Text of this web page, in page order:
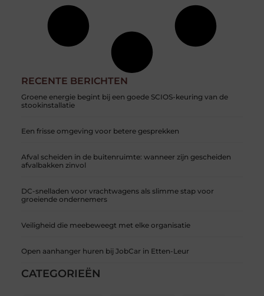
RECENTE BERICHTEN
Groene energie begint bij een goede SCIOS-keuring van de
stookinstallatie
Een frisse omgeving voor betere gesprekken
Afval scheiden in de buitenruimte: wanneer zijn gescheiden
afvalbakken zinvol
DC-snelladen voor vrachtwagens als slimme stap voor
groeiende ondernemers
Veiligheid die meebeweegt met elke organisatie
Open aanhanger huren bij JobCar in Etten-Leur
CATEGORIEËN